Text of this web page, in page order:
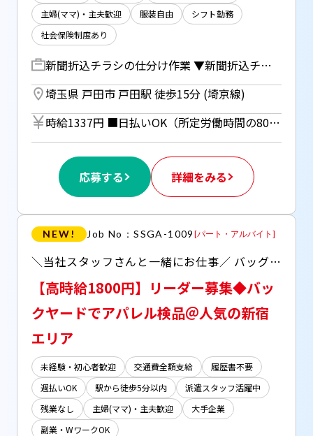
主婦(ママ)・主夫歓迎
服装自由
シフト勤務
社会保険制度あり
新聞折込チラシの仕分け作業 ▼新聞折込チラシの発送準備をお願いします。 ①チラシの束を取る ②計測台に置く ③モニターに表示されている枚数に調整 ※枚数を数えるのではなく重さで調整 数字キッチリでなく誤差含めなのでカンタン♪ ④バンドでまとめてレーンに置く ①～④ の繰り返しでとってもカンタン♪ 移動もなくその場で固定の作業なので モクモク作業が得意な方にもオススメ♪
埼玉県 戸田市 戸田駅 徒歩15分 (埼京線)
時給1337円 ■日払いOK（所定労働時間の80％迄） ■給与は月1回の銀行振込となりますが、「JOBPAY（ジョブペイ）」の利用で就業当日に給料相当額の一部をセブン銀行や三菱UFJ銀行、コンビニ等のATMから受け取る事が可能です！※受取タイミングは自由だから週1回や月2回などの使い方もOK！ ◎『JOBPAY』はマイページにてカード発行手続き完了後より利用可能です♪ ⇒詳しくはお仕事紹介時に担当者までご相談ください
応募する 詳細をみる
NEW! Job No：SSGA-1009 [パート・アルバイト ]
＼当社スタッフさんと一緒にお仕事／ バッグやアクセサリーの検品・仕分けなどを担当するチーム■未経験OK＊安心の研修期間あり ■当社社員が常駐しています■スタッフ同士のコミュニケーションを大切にしている環境。接客・営業のご経験が活かせます＾＾
【高時給1800円】リーダー募集◆バッ
クヤードでアパレル検品＠人気の新宿
エリア
未経験・初心者歓迎 交通費全額支給
履歴書不要
週払いOK
駅から徒歩5分以内
派遣スタッフ活躍中
残業なし
主婦(ママ)・主夫歓迎
大手企業
副業・WワークOK